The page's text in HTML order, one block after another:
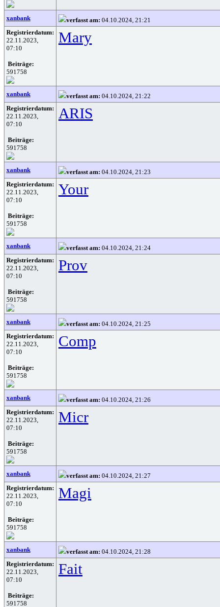
xanbank verfasst am: 04.10.2024, 21:21
Registrierdatum:
22.11.2023,
07:10
Beiträge:
591758
Mary
xanbank verfasst am: 04.10.2024, 21:22
Registrierdatum:
22.11.2023,
07:10
Beiträge:
591758
ARIS
xanbank verfasst am: 04.10.2024, 21:23
Registrierdatum:
22.11.2023,
07:10
Beiträge:
591758
Your
xanbank verfasst am: 04.10.2024, 21:24
Registrierdatum:
22.11.2023,
07:10
Beiträge:
591758
Prov
xanbank verfasst am: 04.10.2024, 21:25
Registrierdatum:
22.11.2023,
07:10
Beiträge:
591758
Comp
xanbank verfasst am: 04.10.2024, 21:26
Registrierdatum:
22.11.2023,
07:10
Beiträge:
591758
Micr
xanbank verfasst am: 04.10.2024, 21:27
Registrierdatum:
22.11.2023,
07:10
Beiträge:
591758
Magi
xanbank verfasst am: 04.10.2024, 21:28
Registrierdatum:
22.11.2023,
07:10
Beiträge:
591758
Fait